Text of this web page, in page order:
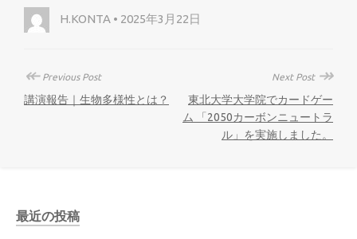
H.KONTA • 2025年3月22日
↞Previous Post
講演報告｜生物多様性とは？
Next Post ↠
東北大学大学院でカードゲー
ム 「2050カーボンニュートラ
ル」を実施しました。
最近の投稿